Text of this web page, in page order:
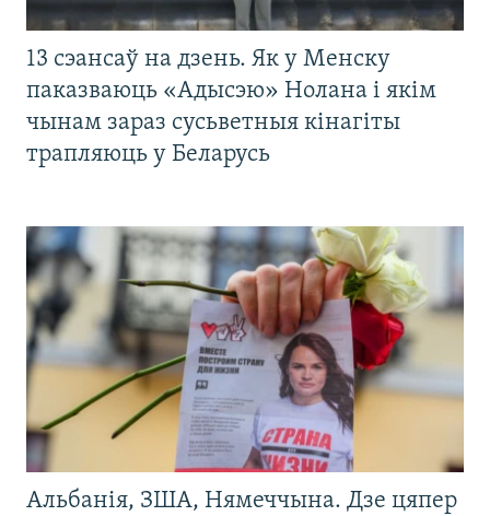
13 сэансаў на дзень. Як у Менску
паказваюць «Адысэю» Нолана і якім
чынам зараз сусьветныя кінагіты
трапляюць у Беларусь
Альбанія, ЗША, Нямеччына. Дзе цяпер